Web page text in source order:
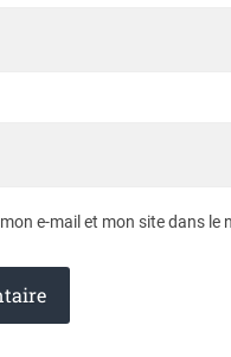
e-mail et mon site dans